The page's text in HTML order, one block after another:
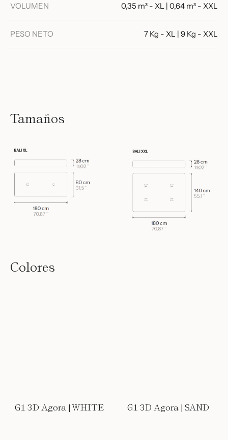
VOLUMEN 0,35 m³ - XL | 0,64 m³ - XXL
PESO NETO 7 Kg - XL | 9 Kg - XXL
Tamaños
Colores
G1 3D Agora | WHITE G1 3D Agora | SAND